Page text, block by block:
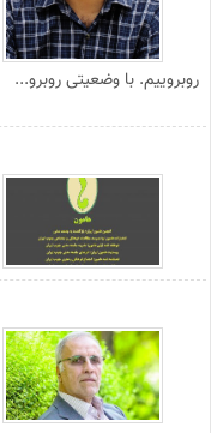
روبروییم. با وضعیتی روبرو...